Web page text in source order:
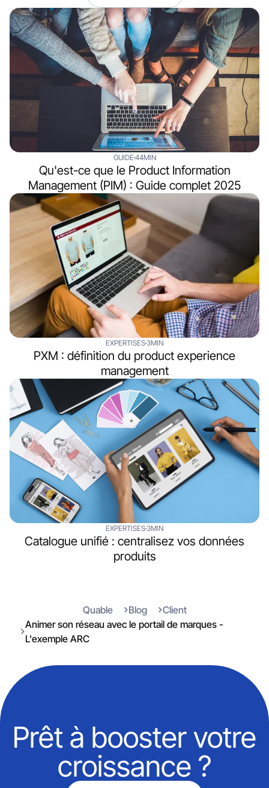
GUIDE44MIN
Qu'est-ce que le Product Information
Management (PIM) : Guide complet 2025
EXPERTISES3MIN
PXM : définition du product experience
management
EXPERTISES3MIN
Catalogue unifié : centralisez vos données
produits
Quable Blog
Client
Animer son réseau avec le portail de marques -
L'exemple ARC
Prêt à booster votre
croissance ?